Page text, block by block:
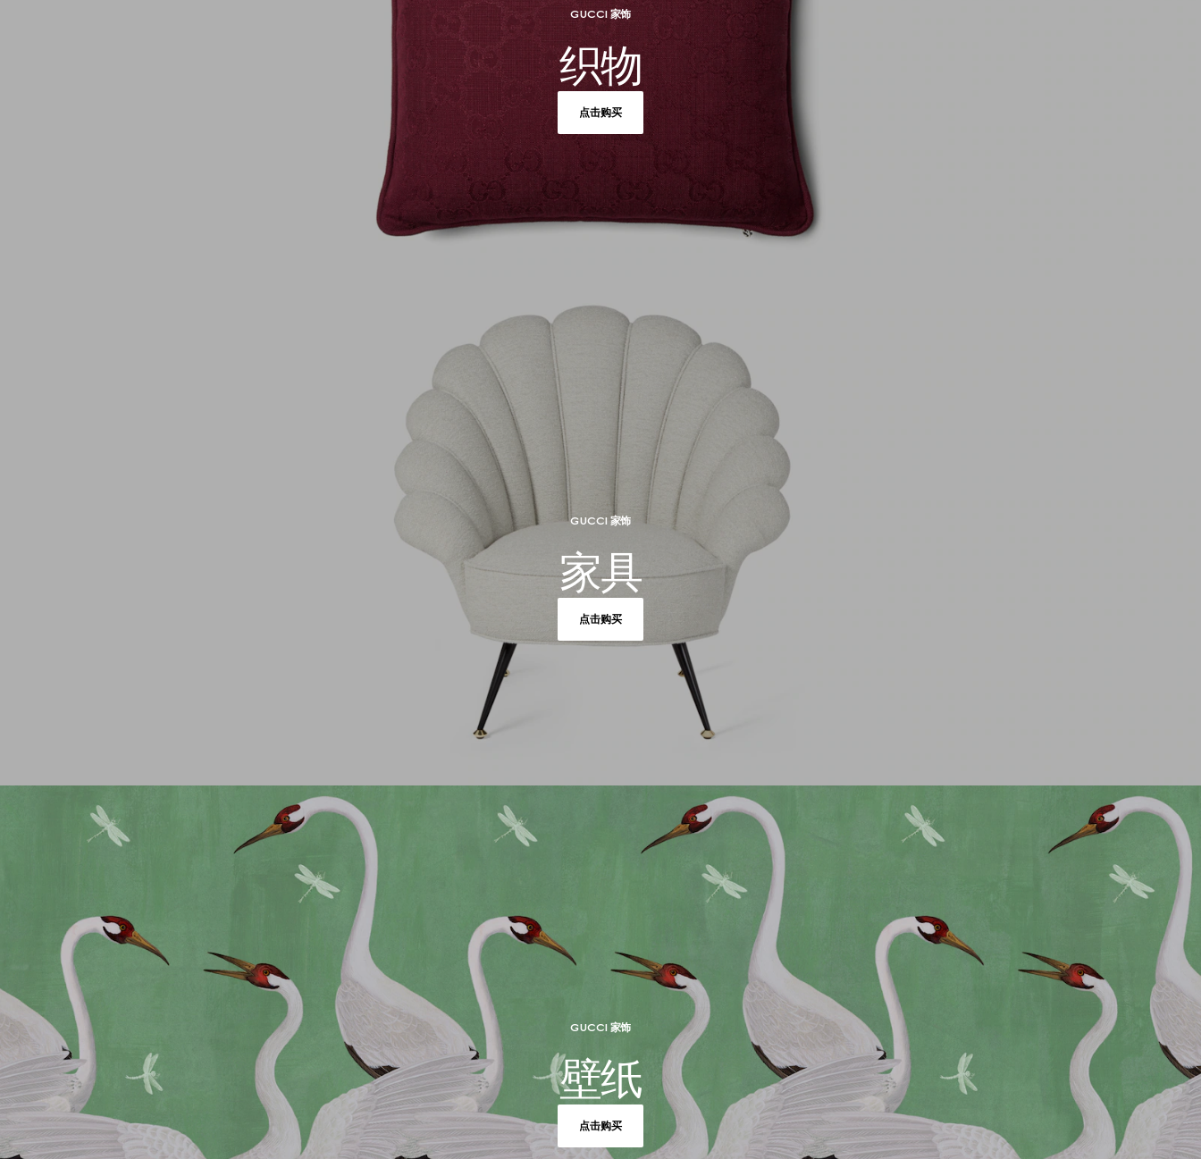
GUCCI 家饰
织物
点击购买
GUCCI 家饰
家具
点击购买
GUCCI 家饰
壁纸
点击购买